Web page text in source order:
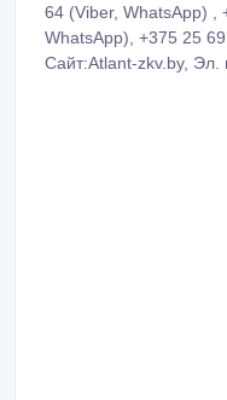
64 (Viber, WhatsApp) ,
WhatsApp), +375 25
Сайт:Atlant-zkv.by, Эл.